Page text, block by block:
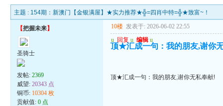
主题 : 154期：新澳门【金银满屋】★实力推荐★╬=四肖中特=╬★致富~！
【把握未来】
圣骑士
发帖:2369
威望:20343 点
铜币: 10304 枚
贡献值:0 点
10楼 发表于: 2026-06-02 22:55
u 回复 u 编辑 u
顶★汇成一句：我的朋友,谢你
顶★汇成一句：我的朋友,谢你无私奉献!